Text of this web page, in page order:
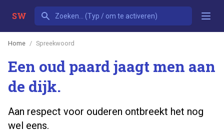
SW
Home Spreekwoord
Een oud paard jaagt men aan
de dijk.
Aan respect voor ouderen ontbreekt het nog
wel eens.